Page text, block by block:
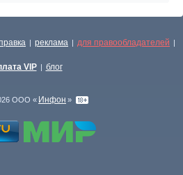
| реклама | для правообладателей |
VIP | блог
ООО « Инфон »